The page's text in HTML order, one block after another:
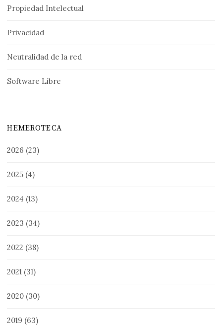
Propiedad Intelectual
Privacidad
Neutralidad de la red
Software Libre
HEMEROTECA
2026 (23)
2025 (4)
2024 (13)
2023 (34)
2022 (38)
2021 (31)
2020 (30)
2019 (63)